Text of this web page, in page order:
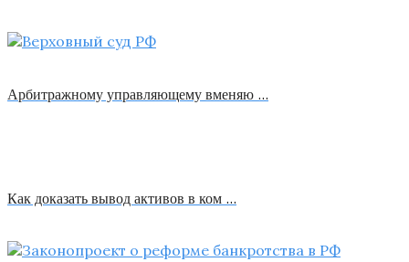
Арбитражному управляющему вменяю …
Как доказать вывод активов в ком …